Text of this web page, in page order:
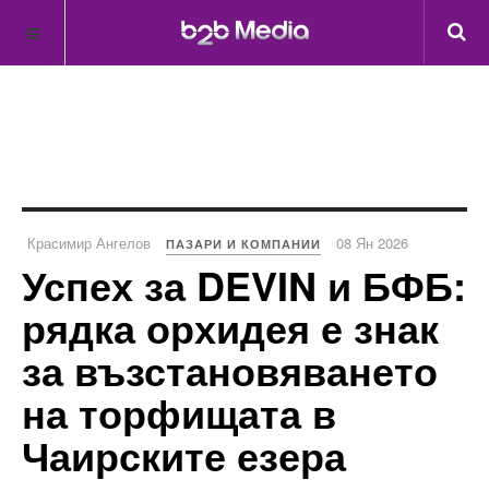
Красимир Ангелов ПАЗАРИ И КОМПАНИИ 08 Ян 2026
Успех за DEVIN и БФБ:
рядка орхидея е знак
за възстановяването
на торфищата в
Чаирските езера